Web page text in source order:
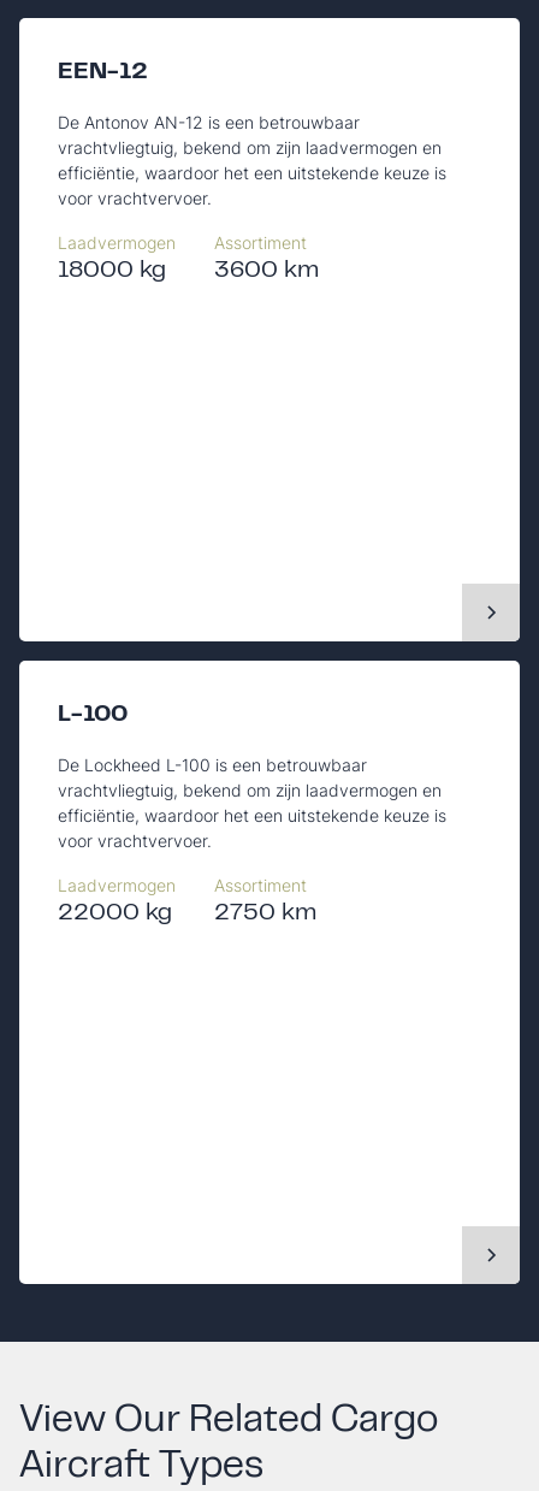
EEN-12
De Antonov AN-12 is een betrouwbaar
vrachtvliegtuig, bekend om zijn laadvermogen en
efficiëntie, waardoor het een uitstekende keuze is
voor vrachtvervoer.
Laadvermogen
18000 kg
Assortiment
3600 km
L-100
De Lockheed L-100 is een betrouwbaar
vrachtvliegtuig, bekend om zijn laadvermogen en
efficiëntie, waardoor het een uitstekende keuze is
voor vrachtvervoer.
Laadvermogen
22000 kg
Assortiment
2750 km
View Our Related Cargo
Aircraft Types